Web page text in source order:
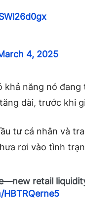
4, 2025
khả năng nó
dài, trước khi
tư cá nhân và
rơi vào tình
retail